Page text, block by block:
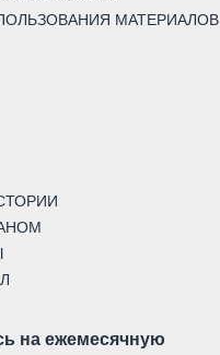
МАТЕРИАЛОВ
на ежемесячную